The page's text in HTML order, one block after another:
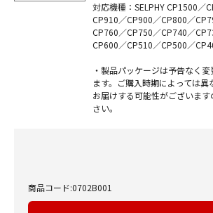
対応機種：SELPHY CP1500／
CP910／CP900／CP800／
CP760／CP750／CP740／
CP600／CP510／CP500／
・製品パッケージは予告なく
ます。ご購入時期によっては
お届けする可能性がございま
さい。
商品コード:0702B001